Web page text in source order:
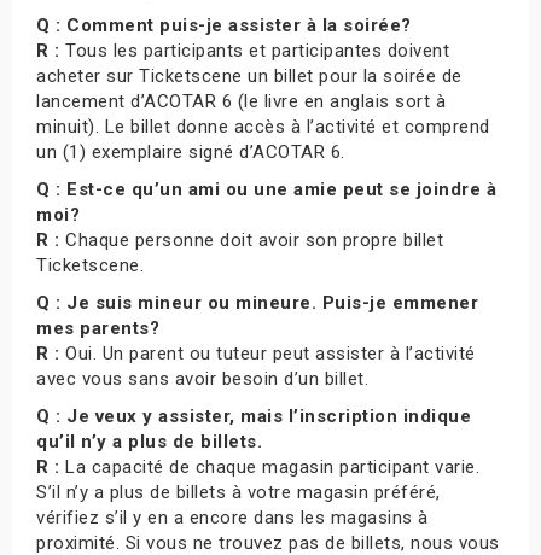
Q : Comment puis-je assister à la soirée?
R : Tous les participants et participantes doivent
acheter sur Ticketscene un billet pour la soirée de
lancement d’ACOTAR 6 (le livre en anglais sort à
minuit). Le billet donne accès à l’activité et comprend
un (1) exemplaire signé d’ACOTAR 6.
Q : Est-ce qu’un ami ou une amie peut se joindre à
moi?
R : Chaque personne doit avoir son propre billet
Ticketscene.
Q : Je suis mineur ou mineure. Puis-je emmener
mes parents?
R : Oui. Un parent ou tuteur peut assister à l’activité
avec vous sans avoir besoin d’un billet.
Q : Je veux y assister, mais l’inscription indique
qu’il n’y a plus de billets.
R : La capacité de chaque magasin participant varie.
S’il n’y a plus de billets à votre magasin préféré,
vérifiez s’il y en a encore dans les magasins à
proximité. Si vous ne trouvez pas de billets, nous vous